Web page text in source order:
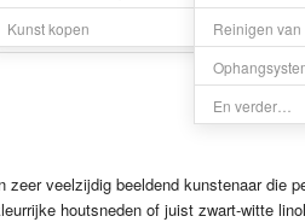
Betaling
Kunst kopen
Reinigen
En verder…
zeer veelzijdig beeldend kunstenaar die
houtsneden of juist zwart-witte